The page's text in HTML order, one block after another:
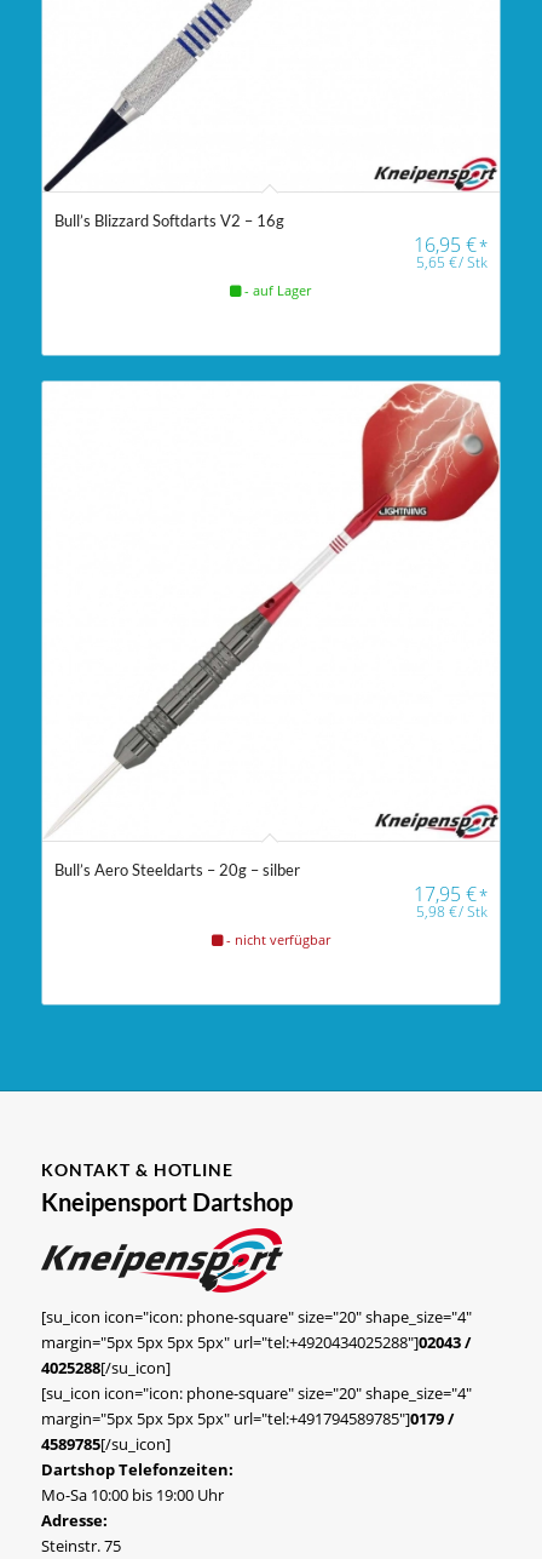
Bull’s Blizzard Softdarts V2 – 16g
16,95€*
5,65€/Stk
- auf Lager
Bull’s Aero Steeldarts – 20g – silber
17,95€*
5,98€/Stk
- nicht verfügbar
KONTAKT & HOTLINE
Kneipensport Dartshop
[su_icon icon="icon: phone-square" size="20" shape_size="4"
margin="5px 5px 5px 5px" url="tel:+4920434025288"]02043 /
4025288[/su_icon]
[su_icon icon="icon: phone-square" size="20" shape_size="4"
margin="5px 5px 5px 5px" url="tel:+491794589785"]0179 /
4589785[/su_icon]
Dartshop Telefonzeiten:
Mo-Sa 10:00 bis 19:00 Uhr
Adresse:
Steinstr. 75